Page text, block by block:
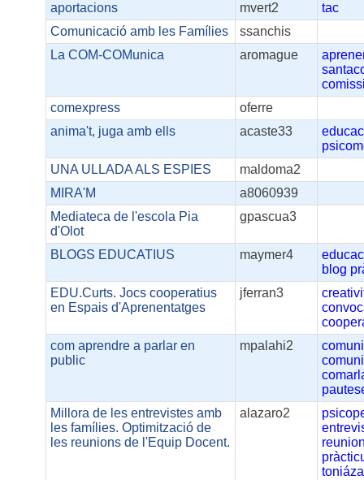
aportacions
mvert2
tac
Comunicació amb les Famílies
ssanchis
La COM-COMunica
aromague
comexpress
oferre
anima't, juga amb ells
acaste33
UNA ULLADA ALS ESPIES
maldoma2
MIRA'M
a8060939
Mediateca de l'escola Pia
d'Olot
gpascua3
BLOGS EDUCATIUS maymer4
blog
EDU.Curts. Jocs cooperatius
en Espais d'Aprenentatges
jferran3
com aprendre a parlar en
public
mpalahi2
Millora de les entrevistes amb
les famílies. Optimització de
les reunions de l'Equip Docent.
alazaro2